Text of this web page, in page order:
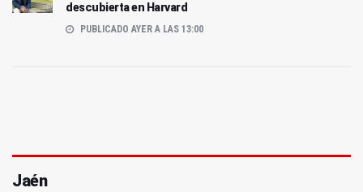
descubierta en Harvard
PUBLICADO AYER A LAS 13:00
Jaén